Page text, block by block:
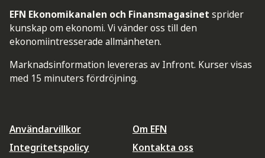
EFN Ekonomikanalen och Finansmagasinet sprider
kunskap om ekonomi. Vi vänder oss till den
ekonomiintresserade allmänheten.
Marknadsinformation levereras av Infront. Kurser visas
med 15 minuters fördröjning.
Användarvillkor
Integritetspolicy
Om EFN
Kontakta oss